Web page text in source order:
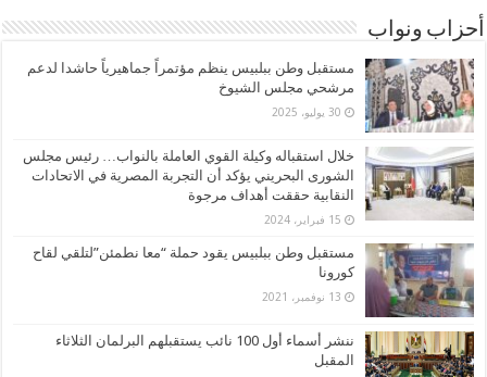
أحزاب ونواب
مستقبل وطن ببلبيس ينظم مؤتمراً جماهيرياً حاشدا لدعم
مرشحي مجلس الشيوخ
30 يوليو، 2025
خلال استقباله وكيلة القوي العاملة بالنواب… رئيس مجلس
الشورى البحريني يؤكد أن التجربة المصرية في الاتحادات
النقابية حققت أهداف مرجوة
15 فبراير، 2024
مستقبل وطن ببلبيس يقود حملة “معا نطمئن”لتلقي لقاح
كورونا
13 نوفمبر، 2021
ننشر أسماء أول 100 نائب يستقبلهم البرلمان الثلاثاء
المقبل